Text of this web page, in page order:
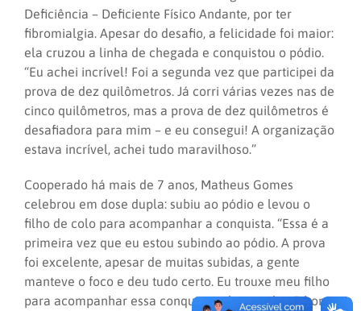
Deficiência – Deficiente Físico Andante, por ter
fibromialgia. Apesar do desafio, a felicidade foi maior:
ela cruzou a linha de chegada e conquistou o pódio.
“Eu achei incrível! Foi a segunda vez que participei da
prova de dez quilômetros. Já corri várias vezes nas de
cinco quilômetros, mas a prova de dez quilômetros é
desafiadora para mim – e eu consegui! A organização
estava incrível, achei tudo maravilhoso.”
Cooperado há mais de 7 anos, Matheus Gomes
celebrou em dose dupla: subiu ao pódio e levou o
filho de colo para acompanhar a conquista. “Essa é a
primeira vez que eu estou subindo ao pódio. A prova
foi excelente, apesar de muitas subidas, a gente
manteve o foco e deu tudo certo. Eu trouxe meu filho
para acompanhar essa conquista, ele acordou 5 horas